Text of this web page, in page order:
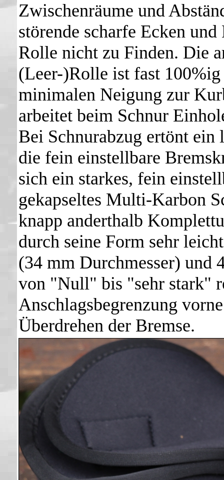
Zwischenräume und
störende scharfe Ecken
Rolle nicht zu Finden. Die
(Leer-)Rolle ist fast
minimalen Neigung zur
arbeitet beim Schnur
Bei Schnurabzug ertönt
die fein einstellbare
sich ein starkes, fein
gekapseltes Multi-Karbon
knapp anderthalb
durch seine Form sehr
(34 mm Durchmesser) und
von "Null" bis "sehr stark"
Anschlagsbegrenzung
Überdrehen der Bremse.